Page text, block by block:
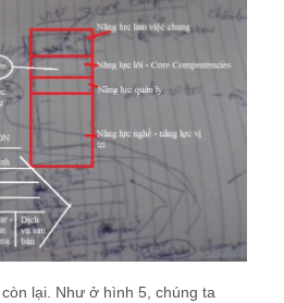
lại. Như ở hình 5, chúng ta